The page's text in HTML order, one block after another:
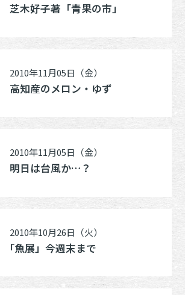
芝木好子著「青果の市」
2010年11月05日（金）
高知産のメロン・ゆず
2010年11月05日（金）
明日は台風か…？
2010年10月26日（火）
｢魚展」今週末まで